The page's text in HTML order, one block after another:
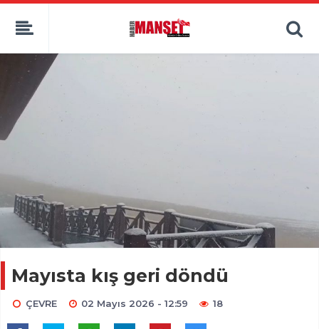
Mayısta kış geri döndü
ÇEVRE 02 Mayıs 2026 - 12:59 18